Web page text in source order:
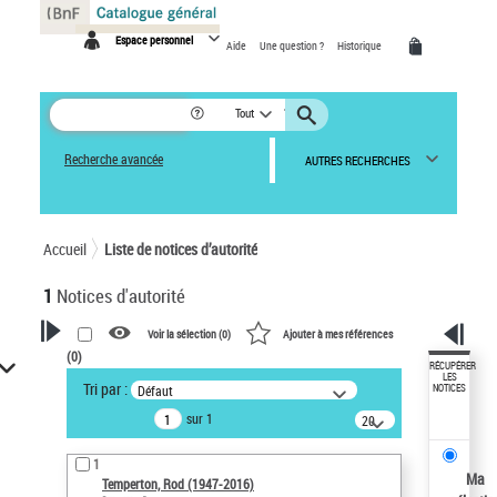
Espace personnel Aide Une question ? Historique
Tout
Recherche avancée AUTRES RECHERCHES
Accueil Liste de notices d’autorité
1 Notices d'autorité
VOTRE RECHERCHE
Recherche avancée dans les
notices d’autorité
Œuvres liées à l'auteur :
Temperton, Rod (1947-2016)
Voir la sélection (0) Ajouter à mes références
(0)
Tri par : Défaut
sur 1
20
résultats/page
1
Temperton, Rod (1947-2016)
RÉCUPÉRER
LES
NOTICES
Ma
Panneau de gestion des cookies